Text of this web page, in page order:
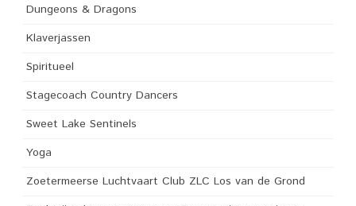
Dungeons & Dragons
Klaverjassen
Spiritueel
Stagecoach Country Dancers
Sweet Lake Sentinels
Yoga
Zoetermeerse Luchtvaart Club ZLC Los van de Grond